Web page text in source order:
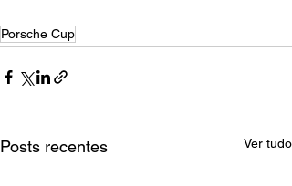
Porsche Cup
Posts recentes Ver tudo